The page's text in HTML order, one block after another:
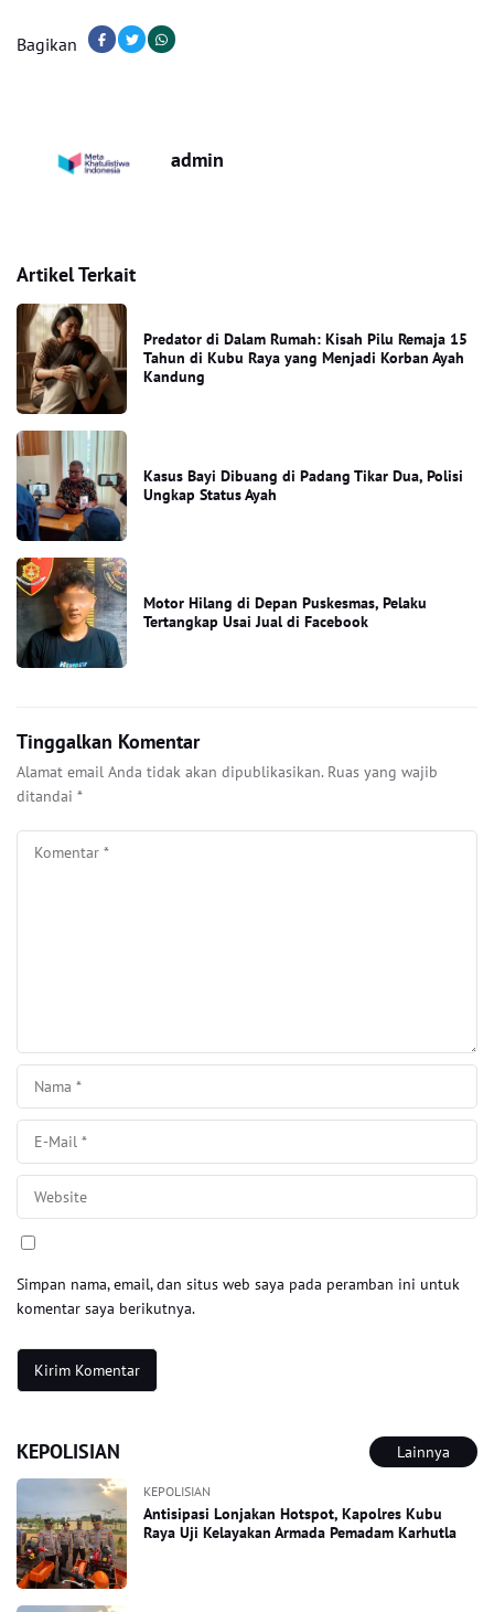
Bagikan
admin
Artikel Terkait
Predator di Dalam Rumah: Kisah Pilu Remaja 15
Tahun di Kubu Raya yang Menjadi Korban Ayah
Kandung
Kasus Bayi Dibuang di Padang Tikar Dua, Polisi
Ungkap Status Ayah
Motor Hilang di Depan Puskesmas, Pelaku
Tertangkap Usai Jual di Facebook
Tinggalkan Komentar
Alamat email Anda tidak akan dipublikasikan. Ruas yang wajib
ditandai *
Simpan nama, email, dan situs web saya pada peramban ini untuk
komentar saya berikutnya.
KEPOLISIAN Lainnya
KEPOLISIAN
Antisipasi Lonjakan Hotspot, Kapolres Kubu
Raya Uji Kelayakan Armada Pemadam Karhutla